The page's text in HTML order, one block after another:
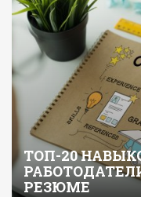
ТОП-20
РЕЗЮМЕ